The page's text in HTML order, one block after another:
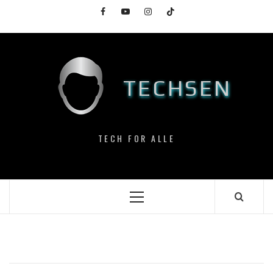
content
FacebookYouTubeInstagramTikTok
TECHSEN
TECH FOR ALLE
Primary